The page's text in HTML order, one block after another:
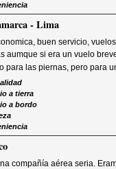
- Lima
buen servicio,
aumque si era un vuelo
para las piernas, pero para
a tierra
a bordo
compañía aérea seria.